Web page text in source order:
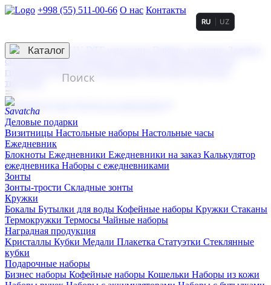
+998 (55) 511-00-66 О нас Контакты
3D гравировка
смолой (Doming)
гравировка твердая
тиснение
RU UZ
☰
Контакты
Каталог
Деловые подарки
Визитницы Настольные наборы Настольные часы
Ежедневник
Блокноты Ежедневники Ежедневники на заказ Калькулятор
ежедневника Наборы с ежедневниками
Зонты
Зонты-трости Складные зонты
Кружки
Бокалы Бутылки для воды Кофейные наборы Кружки Стаканы
Термокружки Термосы Чайные наборы
Наградная продукция
Kристаллы Кубки Медали Плакетка Статуэтки Стеклянные
кубки
Подарочные наборы
Бизнес наборы Кофейные наборы Кошельки Наборы из кожи